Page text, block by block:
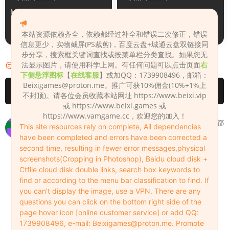
Monica_2_2_2
2天前 2天前
评论 2
请先登录
站长 为啥有的人物无法识别呀 很多人物无法识别 场景基本都
能识别
yanlingjiao 2024-08-13 0
有些人物有兼容的问题，特别是二次创作合成的人
物，建议使用1.22.0.1或站长版的VAM，下载链接
https://vam.beixi.top/7944.html
Admin 2024-08-13 0
本站资源依赖齐全，依赖都经过补全和错误二次修正，错误
信息更少，实物截屏(PS裁剪)，百度云盘+城通云盘双链接同
步分享，搜索框关键词查找或按菜单栏分类查找。如果您无
法显示图片，请使用科学上网。有任何问题可以点击页面右
下侧悬浮图标 【在线客服】或加QQ：1739908496，邮箱：
Beixigames@proton.me。推广可获10%佣金(10%+1%上
不封顶)。请各位会员收藏本站网址 https://www.beixi.vip
或 https://www.beixi.games 或
https://www.vamgame.cc，欢迎您的加入！
This site resources rely on complete, All dependencies
have been completed and errors have been corrected a
second time, resulting in fewer error messages,physical
screenshots(Cropping in Photoshop), Baidu cloud disk +
Ctfile cloud disk double links, search box keywords to
find or according to the menu bar classification to find. If
you can't display the image, use a VPN. There are any
questions you can click on the bottom right side of the
page hover icon [online customer service] or add QQ:
1739908496, e-mail: Beixigames@proton.me. Promote